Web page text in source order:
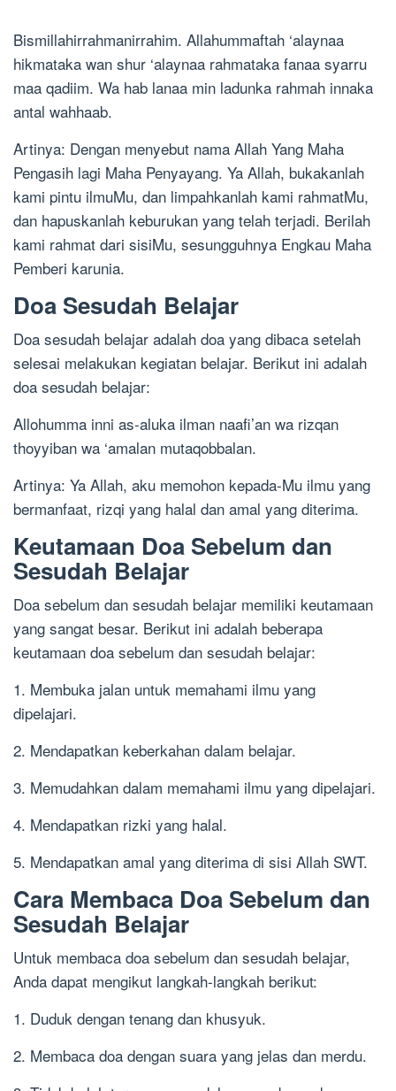
Bismillahirrahmanirrahim. Allahummaftah ‘alaynaa
hikmataka wan shur ‘alaynaa rahmataka fanaa syarru
maa qadiim. Wa hab lanaa min ladunka rahmah innaka
antal wahhaab.
Artinya: Dengan menyebut nama Allah Yang Maha
Pengasih lagi Maha Penyayang. Ya Allah, bukakanlah
kami pintu ilmuMu, dan limpahkanlah kami rahmatMu,
dan hapuskanlah keburukan yang telah terjadi. Berilah
kami rahmat dari sisiMu, sesungguhnya Engkau Maha
Pemberi karunia.
Doa Sesudah Belajar
Doa sesudah belajar adalah doa yang dibaca setelah
selesai melakukan kegiatan belajar. Berikut ini adalah
doa sesudah belajar:
Allohumma inni as-aluka ilman naafi’an wa rizqan
thoyyiban wa ‘amalan mutaqobbalan.
Artinya: Ya Allah, aku memohon kepada-Mu ilmu yang
bermanfaat, rizqi yang halal dan amal yang diterima.
Keutamaan Doa Sebelum dan
Sesudah Belajar
Doa sebelum dan sesudah belajar memiliki keutamaan
yang sangat besar. Berikut ini adalah beberapa
keutamaan doa sebelum dan sesudah belajar:
1. Membuka jalan untuk memahami ilmu yang
dipelajari.
2. Mendapatkan keberkahan dalam belajar.
3. Memudahkan dalam memahami ilmu yang dipelajari.
4. Mendapatkan rizki yang halal.
5. Mendapatkan amal yang diterima di sisi Allah SWT.
Cara Membaca Doa Sebelum dan
Sesudah Belajar
Untuk membaca doa sebelum dan sesudah belajar,
Anda dapat mengikut langkah-langkah berikut:
1. Duduk dengan tenang dan khusyuk.
2. Membaca doa dengan suara yang jelas dan merdu.